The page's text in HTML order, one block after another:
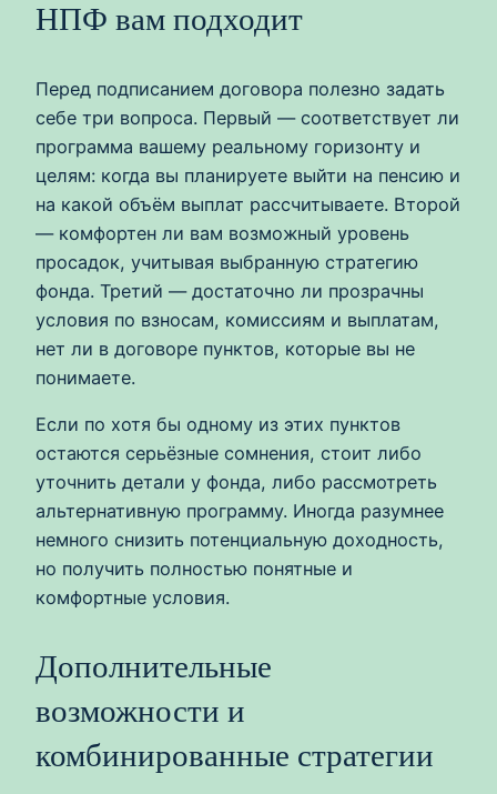
НПФ вам подходит
Перед подписанием договора полезно задать
себе три вопроса. Первый — соответствует ли
программа вашему реальному горизонту и
целям: когда вы планируете выйти на пенсию и
на какой объём выплат рассчитываете. Второй
— комфортен ли вам возможный уровень
просадок, учитывая выбранную стратегию
фонда. Третий — достаточно ли прозрачны
условия по взносам, комиссиям и выплатам,
нет ли в договоре пунктов, которые вы не
понимаете.
Если по хотя бы одному из этих пунктов
остаются серьёзные сомнения, стоит либо
уточнить детали у фонда, либо рассмотреть
альтернативную программу. Иногда разумнее
немного снизить потенциальную доходность,
но получить полностью понятные и
комфортные условия.
Дополнительные
возможности и
комбинированные стратегии